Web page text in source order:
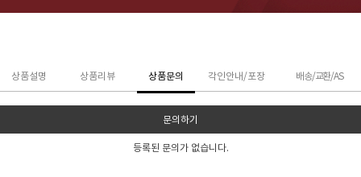
상품설명 상품리뷰 상품문의 각인안내/포장 배송/교환/AS
문의하기
등록된 문의가 없습니다.